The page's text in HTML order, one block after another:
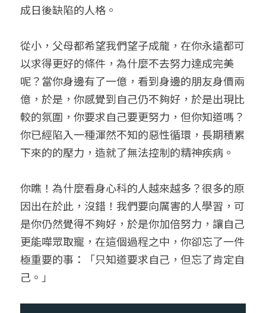
成日後缺陷的人格。
從小，父母都希望我們望子成龍，在你永遠都可
以求得更好的條件，為什麼不去努力達成完美
呢？當你身邊有了一億，看到身邊的朋友身價兩
億，於是，你感覺到自己仍不夠好，於是出現比
較的氛圍，你要求自己要更努力，但你知道嗎？
你已經陷入一種渾然不知的惡性循環，長期積累
下來的的壓力，造就了無法控制的精神疾病。
你瞧！為什麼看身心科的人越來越多？很多的原
因出在於此，沒錯！我們要向厲害的人學習，可
是你仍然覺得不夠好，於是你加倍努力，讓自己
更能嘩眾取寵，在這個過程之中，你卻忘了一件
極重要的事：「只知道要求自己，但忘了肯定自
己。」